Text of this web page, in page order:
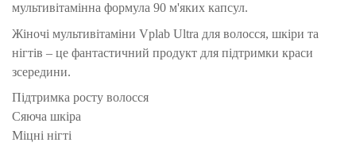
мультивітамінна формула 90 м'яких капсул.
Жіночі мультивітаміни Vplab Ultra для волосся, шкіри та
нігтів – це фантастичний продукт для підтримки краси
зсередини.
Підтримка росту волосся
Сяюча шкіра
Міцні нігті